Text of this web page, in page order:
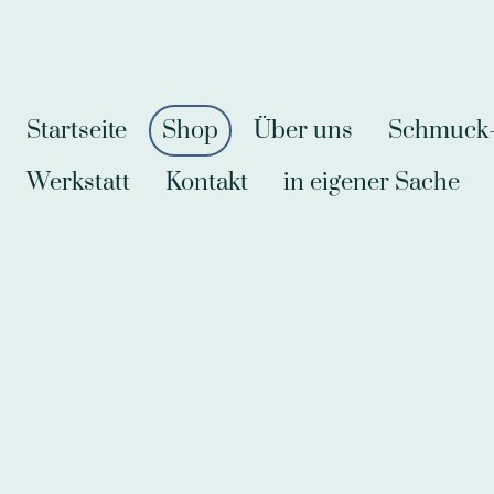
Startseite Shop Über uns
Werkstatt
Kontakt in eigener Sache